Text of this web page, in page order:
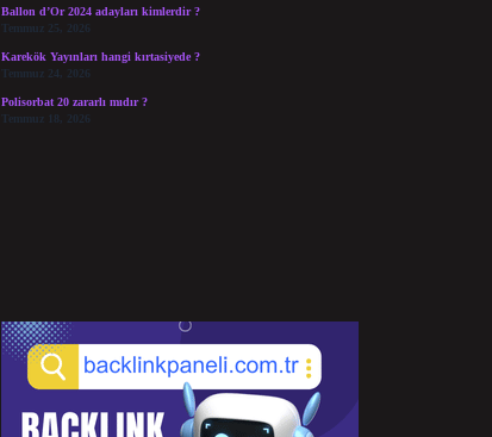
Ballon d’Or 2024 adayları kimlerdir ?
Temmuz 25, 2026
Karekök Yayınları hangi kırtasiyede ?
Temmuz 24, 2026
Polisorbat 20 zararlı mıdır ?
Temmuz 18, 2026